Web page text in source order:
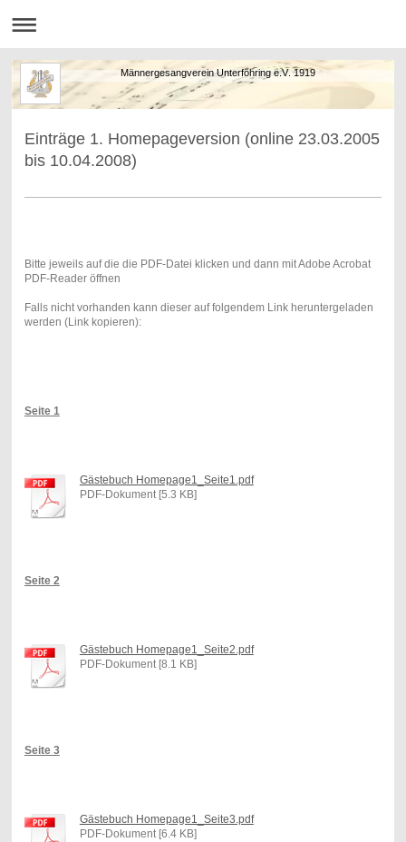
Männergesangverein Unterföhring e.V. 1919
Einträge 1. Homepageversion (online 23.03.2005
bis 10.04.2008)
Bitte jeweils auf die die PDF-Datei klicken und dann mit Adobe Acrobat
PDF-Reader öffnen
Falls nicht vorhanden kann dieser auf folgendem Link heruntergeladen
werden (Link kopieren):
Seite 1
Gästebuch Homepage1_Seite1.pdf
PDF-Dokument [5.3 KB]
Seite 2
Gästebuch Homepage1_Seite2.pdf
PDF-Dokument [8.1 KB]
Seite 3
Gästebuch Homepage1_Seite3.pdf
PDF-Dokument [6.4 KB]